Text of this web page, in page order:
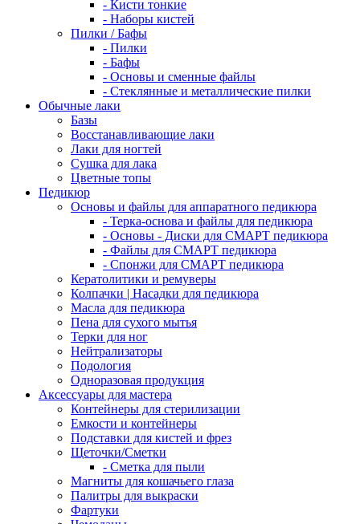
- Кисти тонкие
- Наборы кистей
Пилки / Бафы
- Пилки
- Бафы
- Основы и сменные файлы
- Стеклянные и металлические пилки
Обычные лаки
Базы
Восстанавливающие лаки
Лаки для ногтей
Сушка для лака
Цветные топы
Педикюр
Основы и файлы для аппаратного педикюра
- Терка-основа и файлы для педикюра
- Основы - Диски для СМАРТ педикюра
- Файлы для СМАРТ педикюра
- Спонжи для СМАРТ педикюра
Кератолитики и ремуверы
Колпачки | Насадки для педикюра
Масла для педикюра
Пена для сухого мытья
Терки для ног
Нейтрализаторы
Подология
Одноразовая продукция
Аксессуары для мастера
Контейнеры для стерилизации
Емкости и контейнеры
Подставки для кистей и фрез
Щеточки/Сметки
- Сметка для пыли
Магниты для кошачьего глаза
Палитры для выкраски
Фартуки